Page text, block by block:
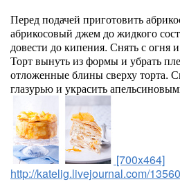
Перед подачей приготовить
абрикосовый джем до жидкого
довести до кипения. Снять с огня
Торт вынуть из формы и убрать
отложенные блины сверху торта.
глазурью и украсить
[700x464]
http://katelig.livejournal.com/